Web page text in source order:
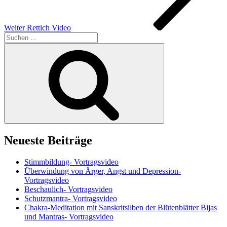
Weiter Rettich Video
Suchen
nach:
Neueste Beiträge
Stimmbildung- Vortragsvideo
Überwindung von Ärger, Angst und Depression-
Vortragsvideo
Beschaulich- Vortragsvideo
Schutzmantra- Vortragsvideo
Chakra-Meditation mit Sanskritsilben der Blütenblätter Bijas
und Mantras- Vortragsvideo